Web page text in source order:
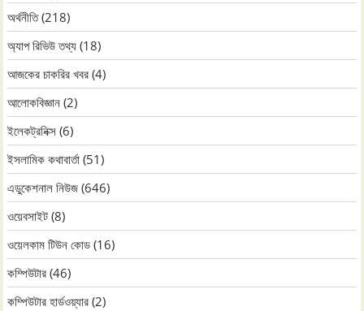
অর্থনীতি(218)
অ্যাপ রিভিউ তথ্য (18)
আজকের চাকরির খবর (4)
আলোকবিজ্ঞান (2)
ইলেকট্রনিক্স (6)
ইসলামিক কথাবার্তা (51)
এডুকেশনাল নিউজ (646)
ওয়েবসাইট (8)
ওয়েলকাম টিউন কোড (16)
কম্পিউটার (46)
কম্পিউটার হার্ডওয়্যার (2)